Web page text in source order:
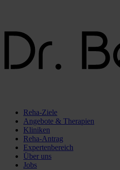
Reha-Ziele
Angebote & Therapien
Kliniken
Reha-Antrag
Expertenbereich
Über uns
Jobs